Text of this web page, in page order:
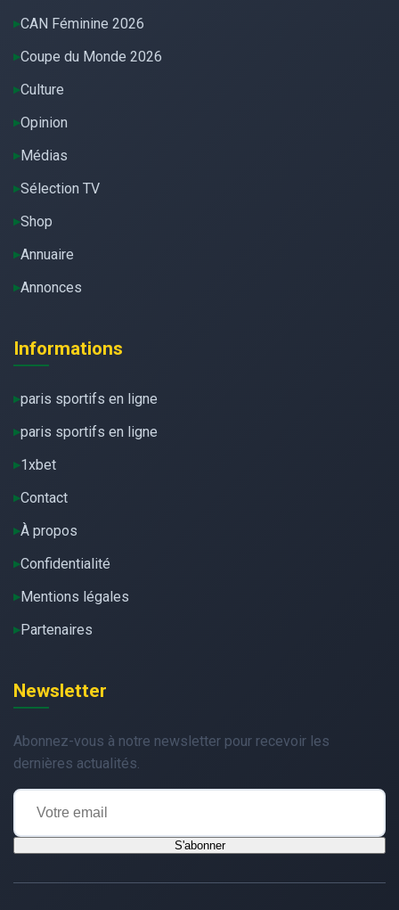
CAN Féminine 2026
Coupe du Monde 2026
Culture
Opinion
Médias
Sélection TV
Shop
Annuaire
Annonces
Informations
paris sportifs en ligne
paris sportifs en ligne
1xbet
Contact
À propos
Confidentialité
Mentions légales
Partenaires
Newsletter
Abonnez-vous à notre newsletter pour recevoir les
dernières actualités.
S'abonner